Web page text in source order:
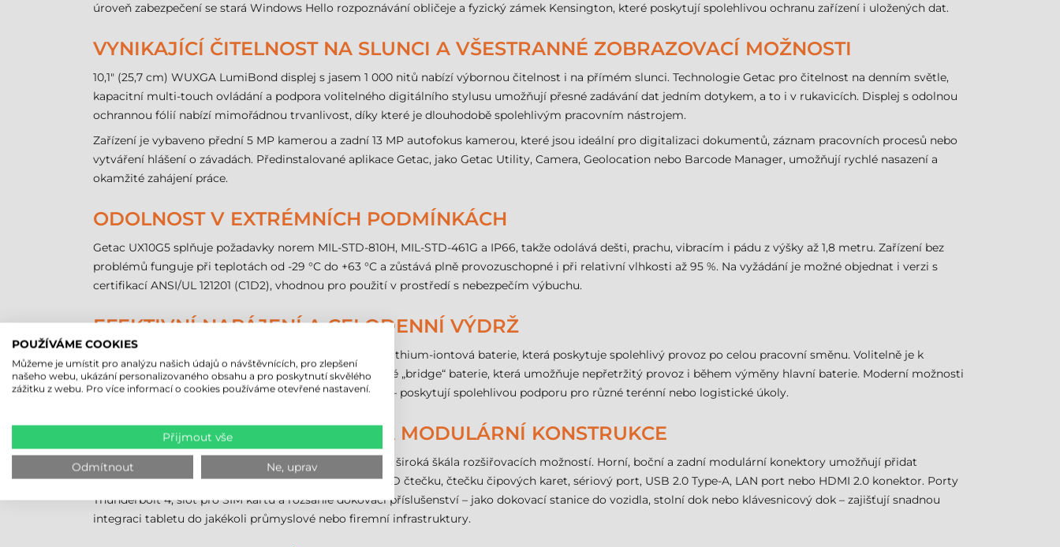
úroveň zabezpečení se stará Windows Hello rozpoznávání obličeje a fyzický zámek Kensington, které poskytují spolehlivou ochranu zařízení i uložených dat.
VYNIKAJÍCÍ ČITELNOST NA SLUNCI A VŠESTRANNÉ ZOBRAZOVACÍ MOŽNOSTI
10,1" (25,7 cm) WUXGA LumiBond displej s jasem 1 000 nitů nabízí výbornou čitelnost i na přímém slunci. Technologie Getac pro čitelnost na denním světle,
kapacitní multi-touch ovládání a podpora volitelného digitálního stylusu umožňují přesné zadávání dat jedním dotykem, a to i v rukavicích. Displej s odolnou
ochrannou fólií nabízí mimořádnou trvanlivost, díky které je dlouhodobě spolehlivým pracovním nástrojem.
Zařízení je vybaveno přední 5 MP kamerou a zadní 13 MP autofokus kamerou, které jsou ideální pro digitalizaci dokumentů, záznam pracovních procesů nebo
vytváření hlášení o závadách. Předinstalované aplikace Getac, jako Getac Utility, Camera, Geolocation nebo Barcode Manager, umožňují rychlé nasazení a
okamžité zahájení práce.
ODOLNOST V EXTRÉMNÍCH PODMÍNKÁCH
Getac UX10G5 splňuje požadavky norem MIL-STD-810H, MIL-STD-461G a IP66, takže odolává dešti, prachu, vibracím i pádu z výšky až 1,8 metru. Zařízení bez
problémů funguje při teplotách od -29 °C do +63 °C a zůstává plně provozuschopné i při relativní vlhkosti až 95 %. Na vyžádání je možné objednat i verzi s
certifikací ANSI/UL 121201 (C1D2), vhodnou pro použití v prostředí s nebezpečím výbuchu.
EFEKTIVNÍ NAPÁJENÍ A CELODENNÍ VÝDRŽ
Základní výbavou tabletu Getac UX10G5 je 4 070mAh lithium-iontová baterie, která poskytuje spolehlivý provoz po celou pracovní směnu. Volitelně je k
dispozici baterie s vysokou kapacitou 9 240 mAh a také „bridge“ baterie, která umožňuje nepřetržitý provoz i během výměny hlavní baterie. Moderní možnosti
připojení – Wi-Fi, Bluetooth, volitelné 4G LTE nebo 5G – poskytují spolehlivou podporu pro různé terénní nebo logistické úkoly.
FLEXIBILNÍ ROZŠIŘITELNOST A MODULÁRNÍ KONSTRUKCE
Jednou z největších předností tabletu Getac UX10G5 je široká škála rozšiřovacích možností. Horní, boční a zadní modulární konektory umožňují přidat
například 1D/2D imager čtečku čárových kódů, HF RFID čtečku, čtečku čipových karet, sériový port, USB 2.0 Type-A, LAN port nebo HDMI 2.0 konektor. Porty
Thunderbolt 4, slot pro SIM kartu a rozsáhlé dokovací příslušenství – jako dokovací stanice do vozidla, stolní dok nebo klávesnicový dok – zajišťují snadnou
integraci tabletu do jakékoli průmyslové nebo firemní infrastruktury.
POUŽÍVÁME COOKIES
Můžeme je umístit pro analýzu našich údajů o návštěvnících, pro zlepšení
našeho webu, ukázání personalizovaného obsahu a pro poskytnutí skvělého
zážitku z webu. Pro více informací o cookies používáme otevřené nastavení.
Přijmout vše
Odmítnout Ne, uprav